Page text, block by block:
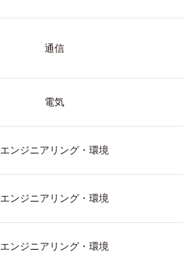
通信
電気
エンジニアリング・環境
エンジニアリング・環境
エンジニアリング・環境